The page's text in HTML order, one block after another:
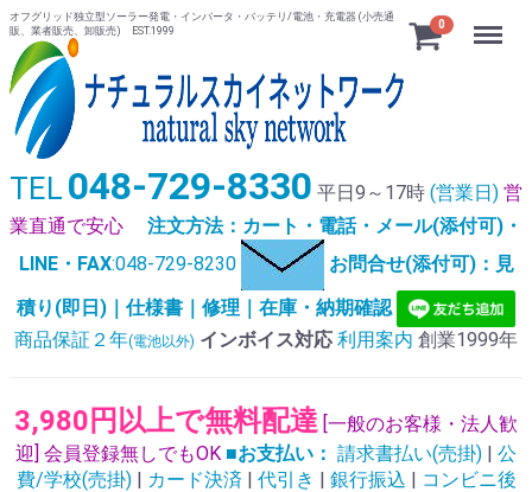
オフグリッド独立型ソーラー発電・インバータ・バッテリ/電池・充電器 (小売通
販、業者販売、卸販売) EST.1999
0 Menu
TEL 048-729-8330 平日9～17時 (営業日) 営
業直通で安心
注文方法：カート・電話・メール(添付可)・
LINE・FAX:048-729-8230
お問合せ(添付可)：見
積り(即日)｜仕様書｜修理｜在庫・納期確認
商品保証２年(電池以外) インボイス対応 利用案内 創業1999年
3,980円以上で無料配達 [一般のお客様・法人歓
迎] 会員登録無しでもOK ■お支払い： 請求書払い(売掛) | 公
費/学校(売掛) | カード決済 | 代引き | 銀行振込 | コンビニ後